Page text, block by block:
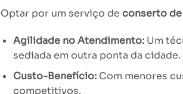
Optar por um serviço de conserto
Agilidade no Atendimento:Um
sediada em outra ponta da cidade.
Custo-Benefício:Com menores
competitivos.